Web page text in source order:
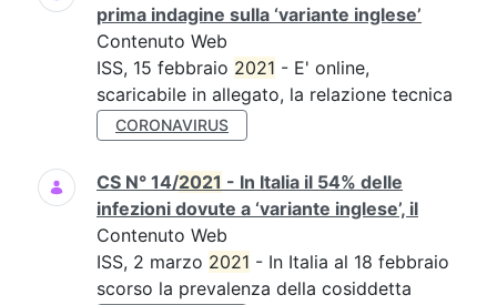
prima indagine sulla ‘variante inglese’
Contenuto Web
ISS, 15 febbraio 2021 - E' online,
scaricabile in allegato, la relazione tecnica
CORONAVIRUS
CS N° 14/2021 - In Italia il 54% delle
infezioni dovute a ‘variante inglese’, il
Contenuto Web
ISS, 2 marzo 2021 - In Italia al 18 febbraio
scorso la prevalenza della cosiddetta